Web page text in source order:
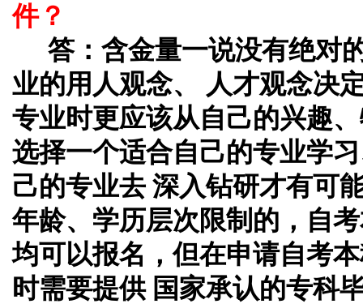
件？
答： 含金量一说没有绝对
业的用人观念、 人才观念决
专业时更应该从自己的兴趣
选择一个适合自己的专业学
己的专业去 深入钻研才有可
年龄、学历层次限制的，自
均可以报名，但在申请自考
时需要提供 国家承认的专科